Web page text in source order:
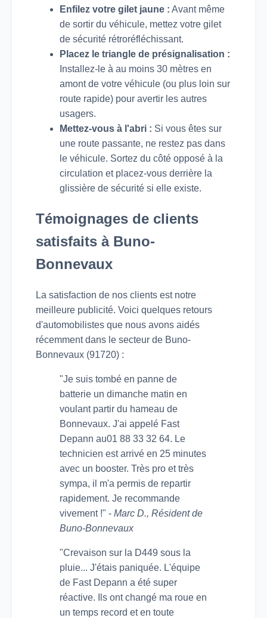
Enfilez votre gilet jaune : Avant même
de sortir du véhicule, mettez votre gilet
de sécurité rétroréfléchissant.
Placez le triangle de présignalisation :
Installez-le à au moins 30 mètres en
amont de votre véhicule (ou plus loin sur
route rapide) pour avertir les autres
usagers.
Mettez-vous à l'abri : Si vous êtes sur
une route passante, ne restez pas dans
le véhicule. Sortez du côté opposé à la
circulation et placez-vous derrière la
glissière de sécurité si elle existe.
Témoignages de clients
satisfaits à Buno-
Bonnevaux
La satisfaction de nos clients est notre
meilleure publicité. Voici quelques retours
d'automobilistes que nous avons aidés
récemment dans le secteur de Buno-
Bonnevaux (91720) :
"Je suis tombé en panne de
batterie un dimanche matin en
voulant partir du hameau de
Bonnevaux. J'ai appelé Fast
Depann au01 88 33 32 64. Le
technicien est arrivé en 25 minutes
avec un booster. Très pro et très
sympa, il m'a permis de repartir
rapidement. Je recommande
vivement !" - Marc D., Résident de
Buno-Bonnevaux
"Crevaison sur la D449 sous la
pluie... J'étais paniquée. L'équipe
de Fast Depann a été super
réactive. Ils ont changé ma roue en
un temps record et en toute